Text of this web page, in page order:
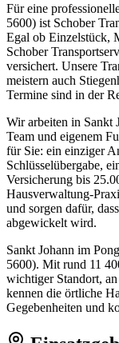
Für eine
5600) ist Schober
Egal ob Einzelstück,
Schober
versichert. Unsere
meistern auch
Termine sind in der
Wir arbeiten in Sankt
Team und eigenem
für Sie: ein einziger
Schlüsselübergabe,
Versicherung bis
Hausverwaltung-
und sorgen dafür,
abgewickelt wird.
Sankt Johann im
5600). Mit rund 11
wichtiger Standort,
kennen die örtliche
Gegebenheiten und